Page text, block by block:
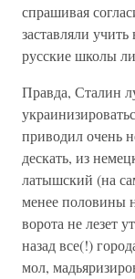
спрашивая
заставляли
русские школы
Правда, Сталин
приводил очень
дескать, из
латышский (на
менее половины
ворота не лезет
назад все(!)
мол,